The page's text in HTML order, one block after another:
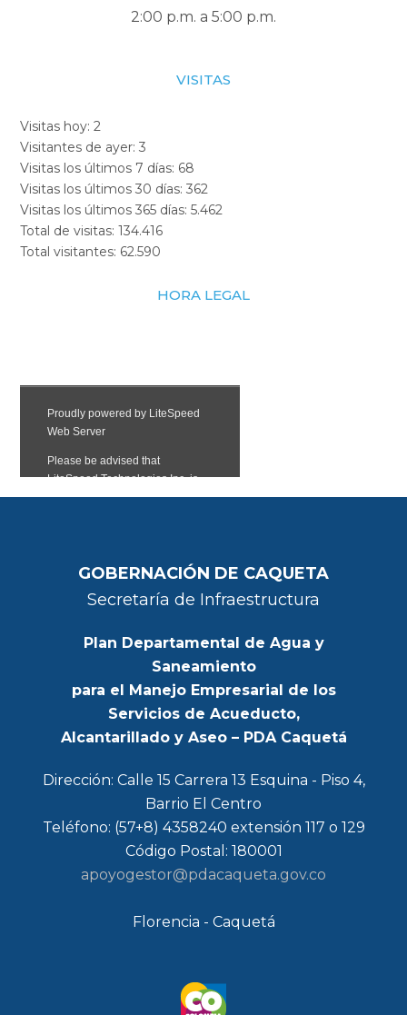
2:00 p.m. a 5:00 p.m.
VISITAS
Visitas hoy:2
Visitantes de ayer:3
Visitas los últimos 7 días: 68
Visitas los últimos 30 días:362
Visitas los últimos 365 días:5.462
Total de visitas:134.416
Total visitantes: 62.590
HORA LEGAL
GOBERNACIÓN DE CAQUETA
Secretaría de Infraestructura
Plan Departamental de Agua y
Saneamiento
para el Manejo Empresarial de los
Servicios de Acueducto,
Alcantarillado y Aseo – PDA Caquetá
Dirección: Calle 15 Carrera 13 Esquina - Piso 4,
Barrio El Centro
Teléfono: (57+8) 4358240 extensión 117 o 129
Código Postal: 180001
apoyogestor@pdacaqueta.gov.co
Florencia - Caquetá